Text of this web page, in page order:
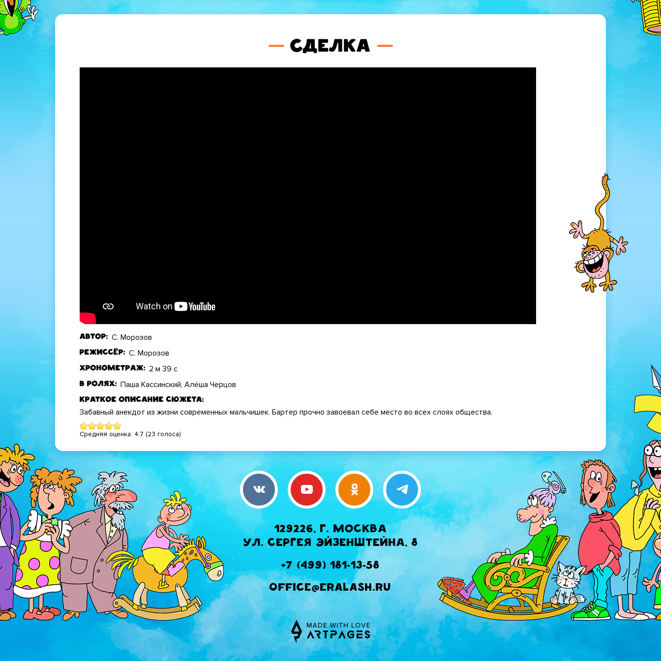
Сделка
Автор С. Морозов
Режиссёр С. Морозов
Хронометраж 2 м 39 с
В ролях Паша Кассинский, Алёша Черцов
Краткое описание сюжета
Забавный анекдот из жизни современных мальчишек. Бартер прочно завоевал себе место во всех слоях общества.
Средняя оценка: 4.7 (23 голоса)
129226, г. Москва
ул. Сергея Эйзенштейна, 8
+7 (499) 181-13-58
office@eralash.ru